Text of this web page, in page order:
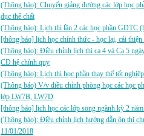
(Thông báo): Chuyển giảng đường các lớp học
dục thể chất
(Thông báo): Lịch thi lần 2 các học phần GDTC
[thông báo] lịch học chính thức - học lại, cải
(Thông báo): Điều chỉnh lịch thi ca 4 và Ca 5
CĐ hệ chính quy
(Thông báo): Lịch thi học phần thay thế tốt
(Thông báo) V/v điều chỉnh phòng học các học
lớp LW7B, LW7D
[thông báo] lịch học các lớp song ngành kỳ 2
(Thông báo): Điều chỉnh lịch hướng dẫn ôn thi
11/01/2018